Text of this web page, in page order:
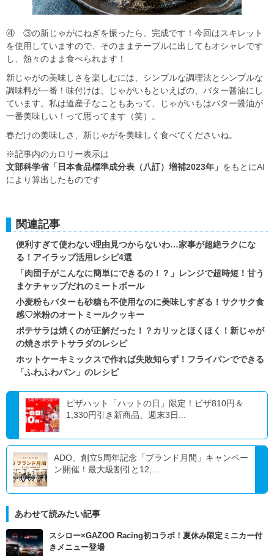
④ ③の新じゃがにねぎを振ったら、完成です！今回はスキレット
を使用していますので、そのままテーブルに出してもオシャレです
し、熱々のまま食べられます！
新じゃがの美味しさを楽しむには、シンプルな調理法とシンプルな
調味料が一番！味付けは、じゃがいもといえばの、バター醤油にし
ています。私は道産子なこともあって、じゃがいもはバター醤油が
一番美味しい！って思ってます（笑）。
春だけの美味しさ、新じゃがを美味しく食べてくださいね。
※記事内のカロリー表示は
文部科学省「日本食品標準成分表（八訂）増補2023年」 をもとにAI
により算出したものです
関連記事
便利すぎて使わない理由見つからないわ…家事が超絶ラクにな
る！アイラップ活用レシピ4選
「肉団子がこんなに簡単にできるの！？」レンジで超時短！甘う
まケチャップだれのミートボール
小麦粉もバターも砂糖も不使用なのに美味しすぎる！サクサク食
感♡米粉のオートミールクッキー
ポテサラは焼くのが正解だった！？カリッとほくほく！新じゃが
の焼きポテトサラダのレシピ
ホットケーキミックスで作れば失敗知らず！フライパンでできる
「ふわふわパン」のレシピ
ピザハット「ハットの日」限定！ピザ810円＆
1,330円引き新商品、週末3日...
ADO、創立5周年記念「ブランド月間」キャンペー
ン開催！最大級割引と12,...
あわせて読みたい記事
スシロー×GAZOO Racing初コラボ！夏休み限定ミニカー付
きメニュー登場